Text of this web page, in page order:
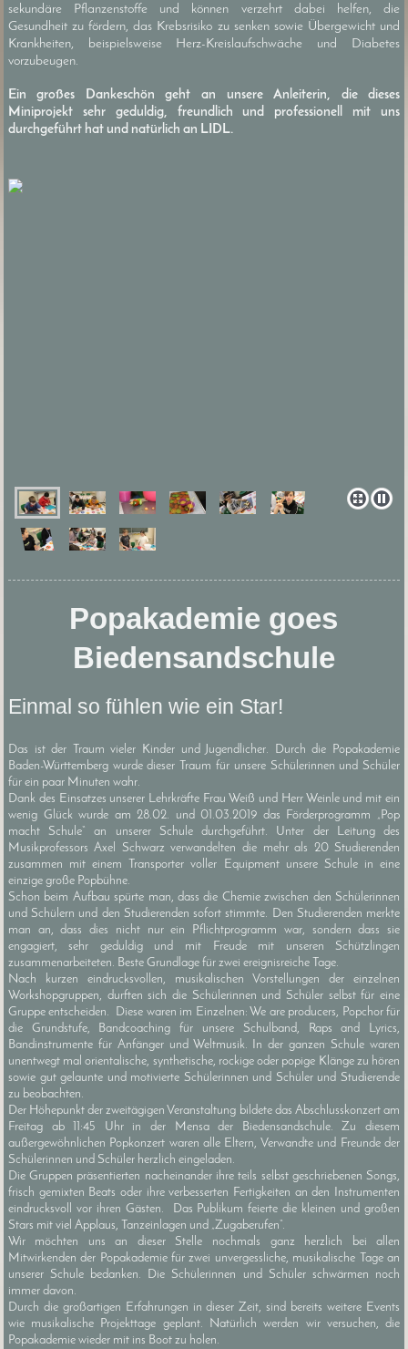
sekundäre Pflanzenstoffe und können verzehrt dabei helfen, die
Gesundheit zu fördern, das Krebsrisiko zu senken sowie Übergewicht und
Krankheiten, beispielsweise Herz-Kreislaufschwäche und Diabetes
vorzubeugen.
Ein großes Dankeschön geht an unsere Anleiterin, die dieses
Miniprojekt sehr geduldig, freundlich und professionell mit uns
durchgeführt hat und natürlich an LIDL.
Popakademie goes
Biedensandschule
Einmal so fühlen wie ein Star!
Das ist der Traum vieler Kinder und Jugendlicher. Durch die Popakademie
Baden-Württemberg wurde dieser Traum für unsere Schülerinnen und Schüler
für ein paar Minuten wahr.
Dank des Einsatzes unserer Lehrkräfte Frau Weiß und Herr Weinle und mit ein
wenig Glück wurde am 28.02. und 01.03.2019 das Förderprogramm „Pop
macht Schule“ an unserer Schule durchgeführt. Unter der Leitung des
Musikprofessors Axel Schwarz verwandelten die mehr als 20 Studierenden
zusammen mit einem Transporter voller Equipment unsere Schule in eine
einzige große Popbühne.
Schon beim Aufbau spürte man, dass die Chemie zwischen den Schülerinnen
und Schülern und den Studierenden sofort stimmte. Den Studierenden merkte
man an, dass dies nicht nur ein Pflichtprogramm war, sondern dass sie
engagiert, sehr geduldig und mit Freude mit unseren Schützlingen
zusammenarbeiteten. Beste Grundlage für zwei ereignisreiche Tage.
Nach kurzen eindrucksvollen, musikalischen Vorstellungen der einzelnen
Workshopgruppen, durften sich die Schülerinnen und Schüler selbst für eine
Gruppe entscheiden. Diese waren im Einzelnen: We are producers, Popchor für
die Grundstufe, Bandcoaching für unsere Schulband, Raps and Lyrics,
Bandinstrumente für Anfänger und Weltmusik. In der ganzen Schule waren
unentwegt mal orientalische, synthetische, rockige oder popige Klänge zu hören
sowie gut gelaunte und motivierte Schülerinnen und Schüler und Studierende
zu beobachten.
Der Höhepunkt der zweitägigen Veranstaltung bildete das Abschlusskonzert am
Freitag ab 11:45 Uhr in der Mensa der Biedensandschule. Zu diesem
außergewöhnlichen Popkonzert waren alle Eltern, Verwandte und Freunde der
Schülerinnen und Schüler herzlich eingeladen.
Die Gruppen präsentierten nacheinander ihre teils selbst geschriebenen Songs,
frisch gemixten Beats oder ihre verbesserten Fertigkeiten an den Instrumenten
eindrucksvoll vor ihren Gästen. Das Publikum feierte die kleinen und großen
Stars mit viel Applaus, Tanzeinlagen und „Zugaberufen“.
Wir möchten uns an dieser Stelle nochmals ganz herzlich bei allen
Mitwirkenden der Popakademie für zwei unvergessliche, musikalische Tage an
unserer Schule bedanken. Die Schülerinnen und Schüler schwärmen noch
immer davon.
Durch die großartigen Erfahrungen in dieser Zeit, sind bereits weitere Events
wie musikalische Projekttage geplant. Natürlich werden wir versuchen, die
Popakademie wieder mit ins Boot zu holen.